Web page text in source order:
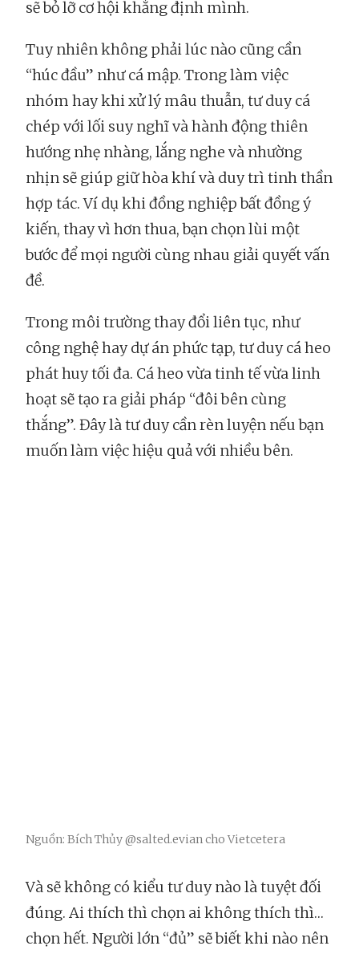
sẽ bỏ lỡ cơ hội khẳng định mình.
Tuy nhiên không phải lúc nào cũng cần
“húc đầu” như cá mập. Trong làm việc
nhóm hay khi xử lý mâu thuẫn, tư duy cá
chép với lối suy nghĩ và hành động thiên
hướng nhẹ nhàng, lắng nghe và nhường
nhịn sẽ giúp giữ hòa khí và duy trì tinh thần
hợp tác. Ví dụ khi đồng nghiệp bất đồng ý
kiến, thay vì hơn thua, bạn chọn lùi một
bước để mọi người cùng nhau giải quyết vấn
đề.
Trong môi trường thay đổi liên tục, như
công nghệ hay dự án phức tạp, tư duy cá heo
phát huy tối đa. Cá heo vừa tinh tế vừa linh
hoạt sẽ tạo ra giải pháp “đôi bên cùng
thắng”. Đây là tư duy cần rèn luyện nếu bạn
muốn làm việc hiệu quả với nhiều bên.
Nguồn: Bích Thủy @salted.evian cho Vietcetera
Và sẽ không có kiểu tư duy nào là tuyệt đối
đúng. Ai thích thì chọn ai không thích thì…
chọn hết. Người lớn “đủ” sẽ biết khi nào nên